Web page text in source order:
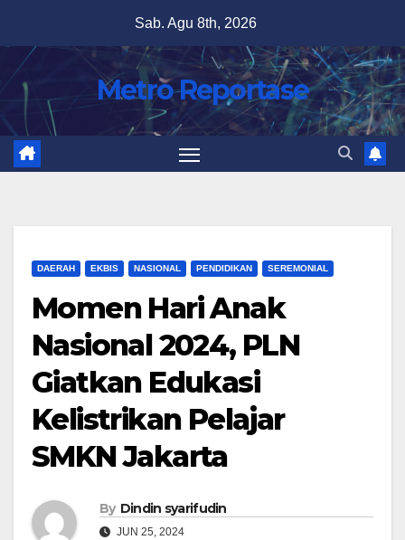
content
Sab. Agu 8th, 2026
Metro Reportase
DAERAH EKBIS NASIONAL PENDIDIKAN SEREMONIAL
Momen Hari Anak
Nasional 2024, PLN
Giatkan Edukasi
Kelistrikan Pelajar
SMKN Jakarta
By Dindin syarifudin
JUN 25, 2024